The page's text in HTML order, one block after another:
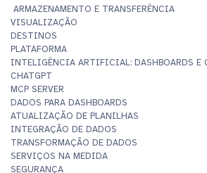
ARMAZENAMENTO E TRANSFERÊNCIA
VISUALIZAÇÃO
DESTINOS
PLATAFORMA
INTELIGÊNCIA ARTIFICIAL: DASHBOARDS E
CHATGPT
MCP SERVER
DADOS PARA DASHBOARDS
ATUALIZAÇÃO DE PLANILHAS
INTEGRAÇÃO DE DADOS
TRANSFORMAÇÃO DE DADOS
SERVIÇOS NA MEDIDA
SEGURANÇA